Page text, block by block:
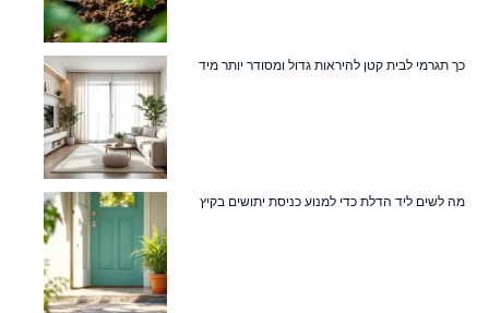
כך תגרמי לבית קטן להיראות גדול ומסודר יותר מיד
מה לשים ליד הדלת כדי למנוע כניסת יתושים בקיץ